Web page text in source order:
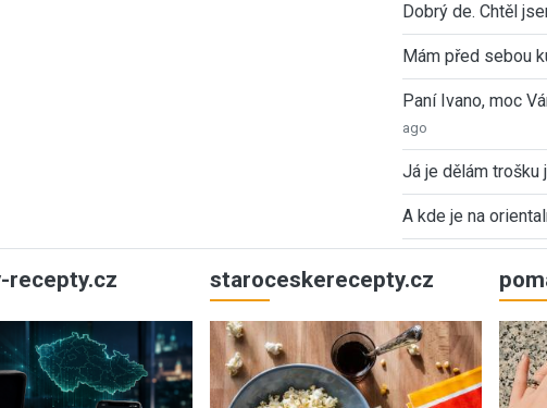
Dobrý de. Chtěl
Mám před sebou
Paní Ivano, moc
ago
Já je dělám trošku
A kde je na
recepty.cz staroceskerecepty.cz